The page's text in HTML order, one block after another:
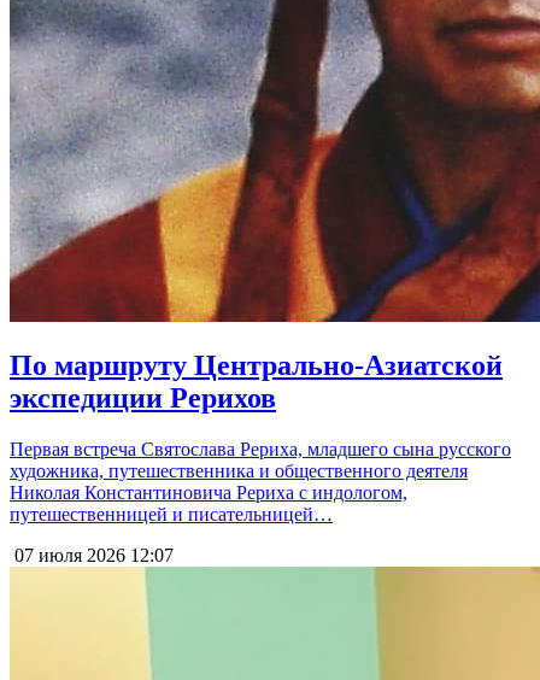
По маршруту Центрально-Азиатской
экспедиции Рерихов
Первая встреча Святослава Рериха, младшего сына русского
художника, путешественника и общественного деятеля
Николая Константиновича Рериха с индологом,
путешественницей и писательницей…
07 июля 2026 12:07